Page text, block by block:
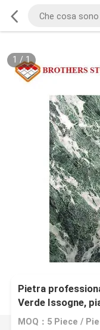
1 /1
Pietra
Verde Issogne,
interna
MOQ：5 Piece /